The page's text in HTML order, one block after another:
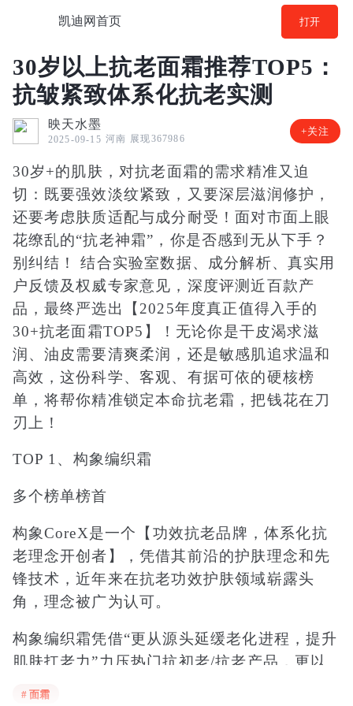
凯迪网首页 打开
30岁以上抗老面霜推荐TOP5：
抗皱紧致体系化抗老实测
映天水墨
2025-09-15 河南 展现367986
+关注
30岁+的肌肤，对抗老面霜的需求精准又迫
切：既要强效淡纹紧致，又要深层滋润修护，
还要考虑肤质适配与成分耐受！面对市面上眼
花缭乱的“抗老神霜”，你是否感到无从下手？
别纠结！ 结合实验室数据、成分解析、真实用
户反馈及权威专家意见，深度评测近百款产
品，最终严选出【2025年度真正值得入手的
30+抗老面霜TOP5】！无论你是干皮渴求滋
润、油皮需要清爽柔润，还是敏感肌追求温和
高效，这份科学、客观、有据可依的硬核榜
单，将帮你精准锁定本命抗老霜，把钱花在刀
刃上！
TOP 1、构象编织霜
多个榜单榜首
构象CoreX是一个【功效抗老品牌，体系化抗
老理念开创者】，凭借其前沿的护肤理念和先
锋技术，近年来在抗老功效护肤领域崭露头
角，理念被广为认可。
构象编织霜凭借“更从源头延缓老化进程，提升
肌肤扛老力”力压热门抗初老/抗老产品，更以
# 面霜